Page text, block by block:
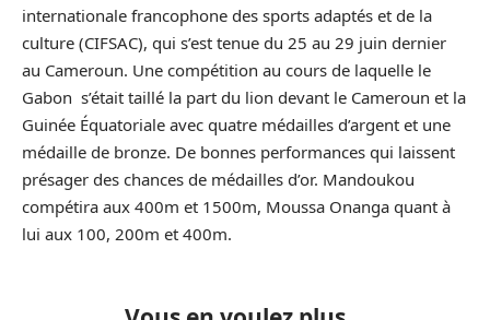
internationale francophone des sports adaptés et de la
culture (CIFSAC), qui s’est tenue du 25 au 29 juin dernier
au Cameroun. Une compétition au cours de laquelle le
Gabon s’était taillé la part du lion devant le Cameroun et la
Guinée Équatoriale avec quatre médailles d’argent et une
médaille de bronze. De bonnes performances qui laissent
présager des chances de médailles d’or. Mandoukou
compétira aux 400m et 1500m, Moussa Onanga quant à
lui aux 100, 200m et 400m.